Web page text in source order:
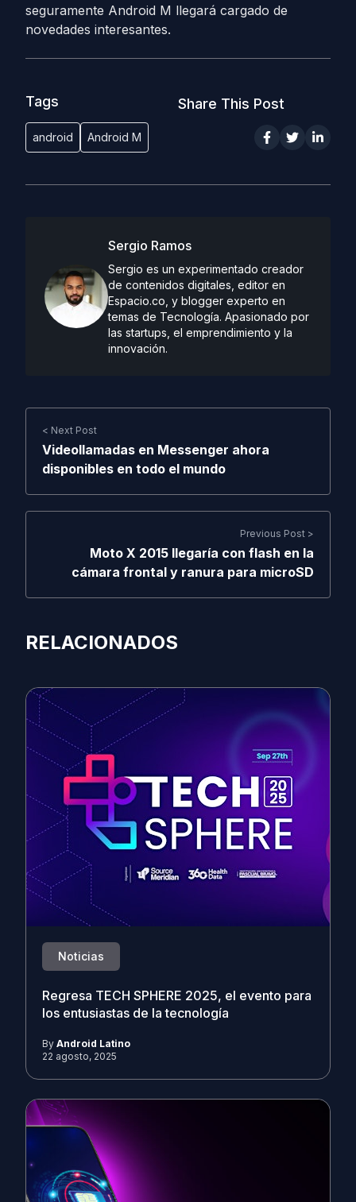
seguramente Android M llegará cargado de
novedades interesantes.
Tags
android Android M
Share This Post
Sergio Ramos
Sergio es un experimentado creador
de contenidos digitales, editor en
Espacio.co, y blogger experto en
temas de Tecnología. Apasionado por
las startups, el emprendimiento y la
innovación.
< Next Post
Videollamadas en Messenger ahora
disponibles en todo el mundo
Previous Post >
Moto X 2015 llegaría con flash en la
cámara frontal y ranura para microSD
RELACIONADOS
Noticias
Regresa TECH SPHERE 2025, el evento para
los entusiastas de la tecnología
By Android Latino
22 agosto, 2025